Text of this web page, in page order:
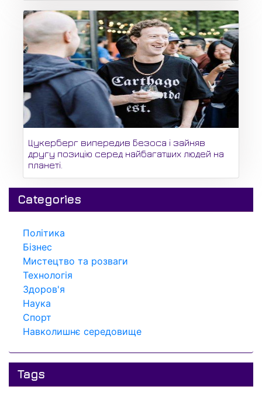
Цукерберг випередив Безоса і зайняв
другу позицію серед найбагатших людей на
планеті.
Categories
Політика
Бізнес
Мистецтво та розваги
Технологія
Здоров'я
Наука
Спорт
Навколишнє середовище
Tags